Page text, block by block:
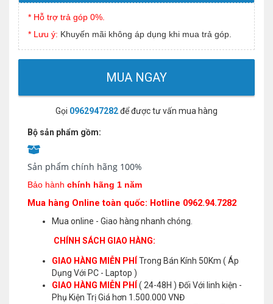
* Hỗ trợ trả góp 0%.
* Lưu ý: Khuyến mãi không áp dụng khi mua trả góp.
MUA NGAY
Gọi 0962947282để được tư vấn mua hàng
Bộ sản phẩm gồm:
Sản phẩm chính hãng 100%
Bảo hành chính hãng 1 năm
Mua hàng Online toàn quốc: Hotline 0962.94.7282
Mua online - Giao hàng nhanh chóng.
CHÍNH SÁCH GIAO HÀNG:
GIAO HÀNG MIỄN PHÍ
Trong Bán Kính 50Km ( Áp
Dụng Với PC - Laptop )
GIAO HÀNG MIỄN PHÍ
( 24-48H ) Đối Với linh kiện -
Phụ Kiện Trị Giá hơn 1.500.000 VNĐ